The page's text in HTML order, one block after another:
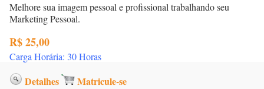
Melhore sua imagem pessoal e profissional trabalhando seu
Marketing Pessoal.
R$ 25,00
Carga Horária: 30 Horas
Detalhes Matricule-se